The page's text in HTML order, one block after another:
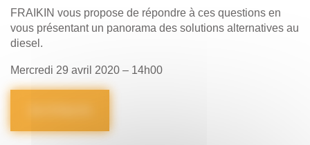
FRAIKIN vous propose de répondre à ces questions en
vous présentant un panorama des solutions alternatives au
diesel.
Mercredi 29 avril 2020 – 14h00